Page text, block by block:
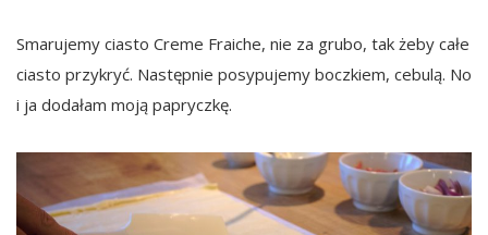
Smarujemy ciasto Creme Fraiche, nie za grubo, tak żeby całe
ciasto przykryć. Następnie posypujemy boczkiem, cebulą. No
i ja dodałam moją papryczkę.